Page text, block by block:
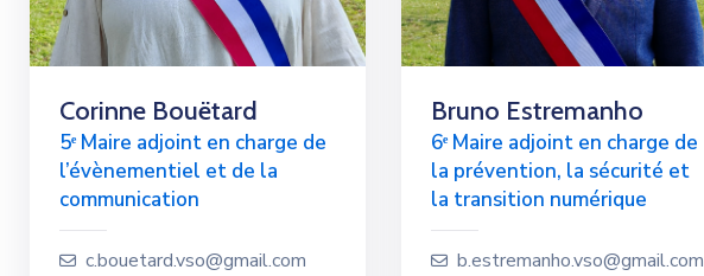
Corinne Bouëtard
5ᵉ Maire adjoint en charge de
l’évènementiel et de la
communication
c.bouetard.vso@gmail.com
Bruno Estremanho
6ᵉ Maire adjoint en charge de
la prévention, la sécurité et
la transition numérique
b.estremanho.vso@gmail.com